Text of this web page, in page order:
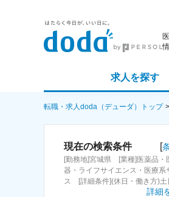
求人を探す
詳細条件から探す
求人特集から探す
転職・求人doda（デューダ）トップ
現在の検索条件 [
[勤務地]宮城県 [業種]医薬品・
器・ライフサイエンス・医療系
ス [詳細条件](休日・働き方)土
詳細